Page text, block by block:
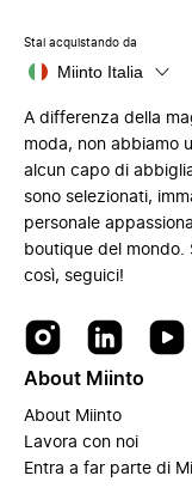
Stai acquistando da
Miinto Italia
A differenza della
moda, non abbiamo
alcun capo di
sono selezionati,
personale
boutique del mondo.
così, seguici!
About Miinto
About Miinto
Lavora con noi
Entra a far parte di